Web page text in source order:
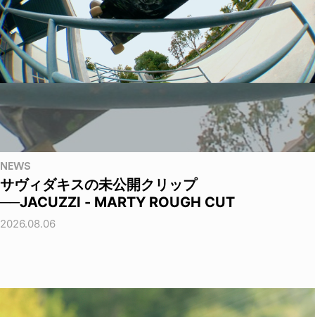
NEWS
サヴィダキスの未公開クリップ
──JACUZZI - MARTY ROUGH CUT
2026.08.06